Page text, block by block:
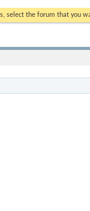
select the forum that you